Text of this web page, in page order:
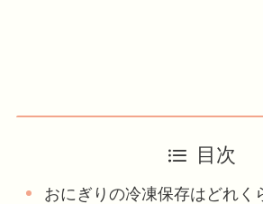
目次
おにぎりの冷凍保存はどれく